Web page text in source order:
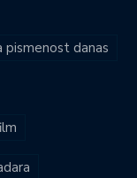
pismenost danas